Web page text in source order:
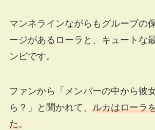
マンネラインながらもグループの
ージがあるローラと、キュートな
ンビです。
ファンから「メンバーの中から彼
ら？」と聞かれて、 ルカはローラ
た。